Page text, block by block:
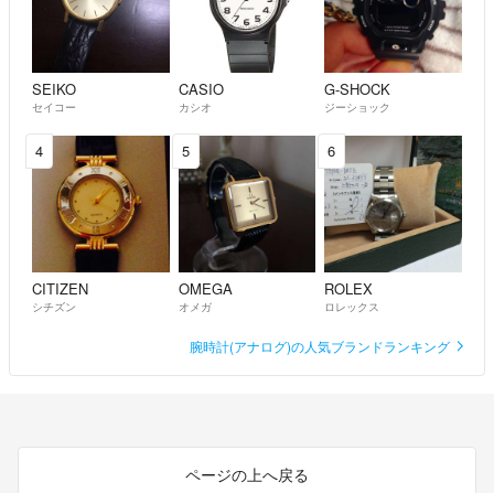
SEIKO
セイコー
CASIO
カシオ
G-SHOCK
ジーショック
4
CITIZEN
シチズン
5
OMEGA
オメガ
6
ROLEX
ロレックス
腕時計(アナログ)の人気ブランドランキング
ページの上へ戻る